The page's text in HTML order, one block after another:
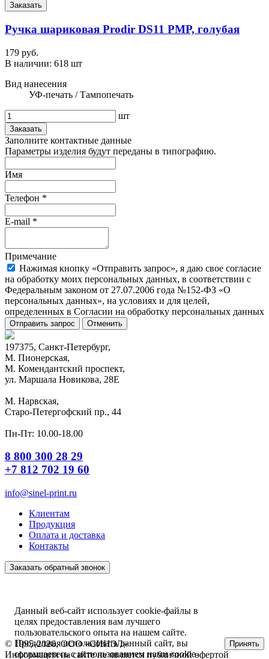
Заказать
Ручка шариковая Prodir DS11 PMP, голубая
179 руб.
В наличии: 618 шт
Вид нанесения
УФ-печать / Тампопечать
шт
Заказать
Заполните контактные данные
Параметры изделия будут переданы в типографию.
Имя
Телефон *
E-mail *
Примечание
Нажимая кнопку «Отправить запрос», я даю свое согласие
на обработку моих персональных данных, в соответствии с
Федеральным законом от 27.07.2006 года №152-ФЗ «О
персональных данных», на условиях и для целей,
определенных в Согласии на обработку персональных данных
Отправить запрос Отменить
197375, Санкт-Петербург,
М. Пионерская,
М. Комендантский проспект,
ул. Маршала Новикова, 28Е
М. Нарвская,
Старо-Петергофский пр., 44
Пн-Пт: 10.00-18.00
8 800 300 28 29
+7 812 702 19 60
info@sinel-print.ru
Клиентам
Продукция
Оплата и доставка
Контакты
Заказать обратный звонок
© 1995-2026, ООО «СИНЭЛ»
Информация на сайте не является публичной офертой
Данный веб-сайт использует cookie-файлы в
целях предоставления вам лучшего
пользовательского опыта на нашем сайте.
Продолжая использовать данный сайт, вы
соглашаетесь с использованием нами cookie-
Принять